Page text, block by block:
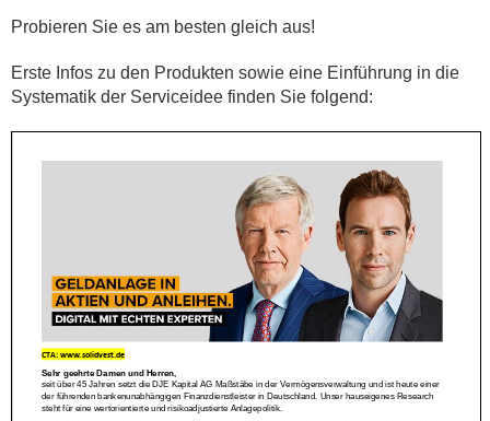
Probieren Sie es am besten gleich aus!
Erste Infos zu den Produkten sowie eine Einführung in die
Systematik der Serviceidee finden Sie folgend: